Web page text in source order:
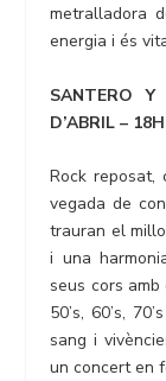
metralladora
energia i és
SANTERO
D’ABRIL – 18H
Rock reposat,
vegada de
trauran el
i una
seus cors
50’s, 60’s,
sang i
un concert en